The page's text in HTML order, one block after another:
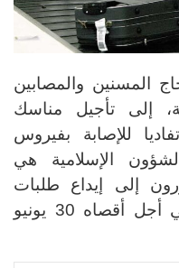
المسنين والمصابين
إلى تأجيل مناسك
للإصابة بفيروس
الإسلامية هي
إلى إيداع طلبات
العدول عن الحج أو تأجيله في أجل أقصاه 30 يونيو